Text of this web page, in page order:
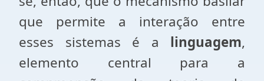
que permite a interação entre
esses sistemas é a linguagem,
elemento central para a